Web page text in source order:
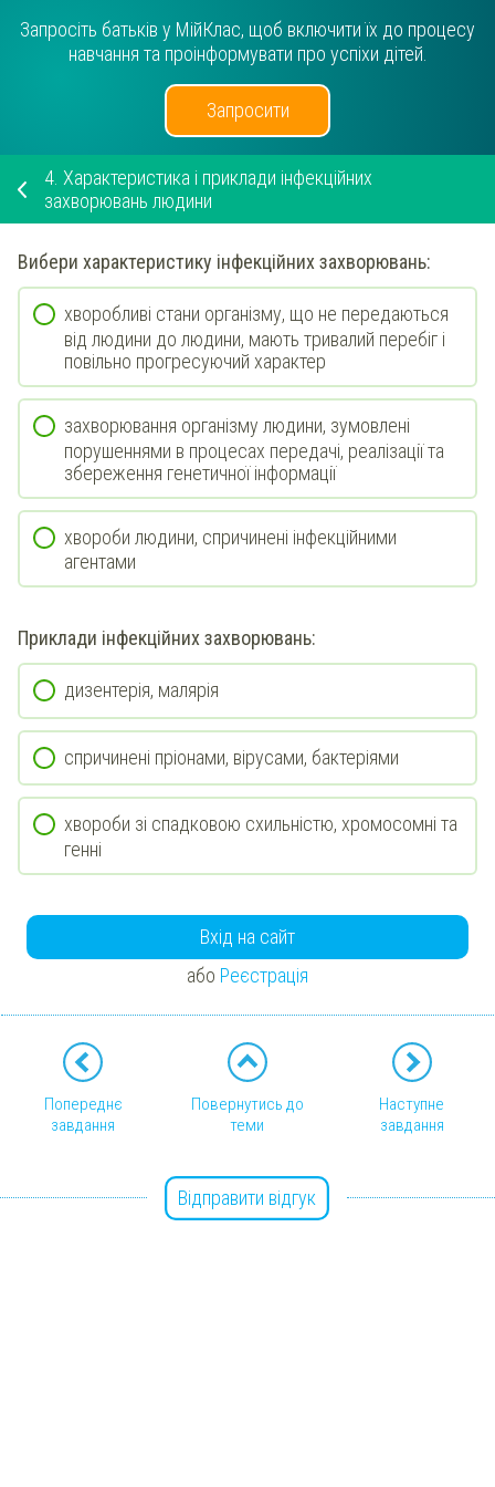
Запросіть батьків у МійКлас, щоб включити їх до процесу
навчання та проінформувати про успіхи дітей.
Запросити
4. Характеристика і приклади інфекційних
захворювань людини
Вибери характеристику інфекційнихзахворювань:
хворобливі стани організму, що не передаються
від людини до людини, мають тривалий перебіг і
повільно прогресуючий характер
захворювання організму людини, зумовлені
порушеннями в процесах передачі, реалізації та
збереження генетичної інформації
хвороби людини, спричинені інфекційними
агентами
Приклади інфекційних захворювань:
дизентерія, малярія
спричинені пріонами, вірусами, бактеріями
хвороби зі спадковою схильністю, хромосомні та
генні
Вхід на сайт
або Реєстрація
Попереднє
завдання
Повернутись до
теми
Наступне
завдання
Відправити відгук